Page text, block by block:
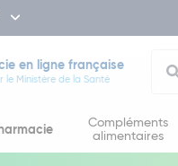
en ligne française
le Ministère de la Santé
Compléments
alimentaires